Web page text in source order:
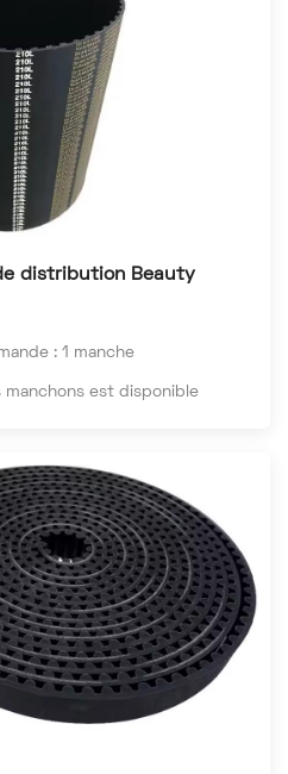
distribution Beauty
: 1 manche
manchons est disponible